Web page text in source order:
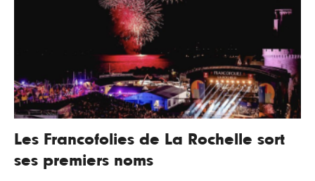
Les Francofolies de La Rochelle sort
ses premiers noms